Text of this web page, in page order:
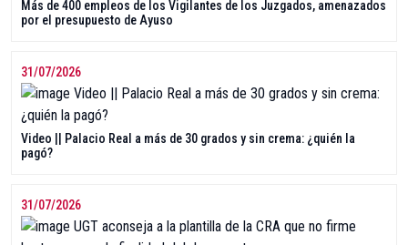
Más de 400 empleos de los Vigilantes de los Juzgados, amenazados
por el presupuesto de Ayuso
31/07/2026
Video || Palacio Real a más de 30 grados y sin crema: ¿quién la
pagó?
31/07/2026